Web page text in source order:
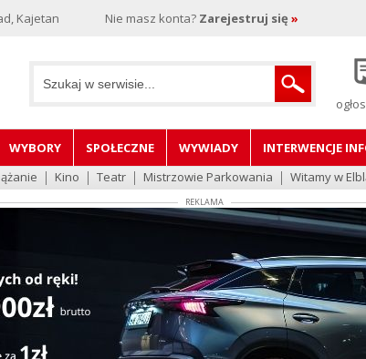
Kajetan Nie masz konta? Zarejestruj się »
WYBORY SPOŁECZNE WYWIADY INTERWENCJE
Kino Teatr Mistrzowie Parkowania Witamy w
REKLAMA